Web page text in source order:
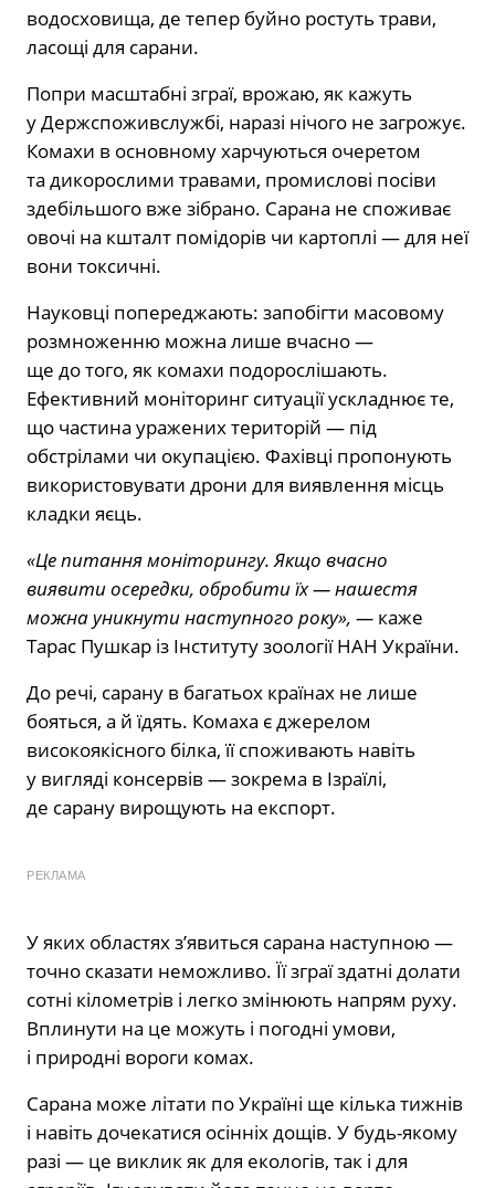
водосховища, де тепер буйно ростуть трави,
ласощі для сарани.
Попри масштабні зграї, врожаю, як кажуть
у Держспоживслужбі, наразі нічого не загрожує.
Комахи в основному харчуються очеретом
та дикорослими травами, промислові посіви
здебільшого вже зібрано. Сарана не споживає
овочі на кшталт помідорів чи картоплі — для неї
вони токсичні.
Науковці попереджають: запобігти масовому
розмноженню можна лише вчасно —
ще до того, як комахи подорослішають.
Ефективний моніторинг ситуації ускладнює те,
що частина уражених територій — під
обстрілами чи окупацією. Фахівці пропонують
використовувати дрони для виявлення місць
кладки яєць.
«Це питання моніторингу. Якщо вчасно
виявити осередки, обробити їх — нашестя
можна уникнути наступного року», — каже
Тарас Пушкар із Інституту зоології НАН України.
До речі, сарану в багатьох країнах не лише
бояться, а й їдять. Комаха є джерелом
високоякісного білка, її споживають навіть
у вигляді консервів — зокрема в Ізраїлі,
де сарану вирощують на експорт.
РЕКЛАМА
У яких областях з’явиться сарана наступною —
точно сказати неможливо. Її зграї здатні долати
сотні кілометрів і легко змінюють напрям руху.
Вплинути на це можуть і погодні умови,
і природні вороги комах.
Сарана може літати по Україні ще кілька тижнів
і навіть дочекатися осінніх дощів. У будь-якому
разі — це виклик як для екологів, так і для